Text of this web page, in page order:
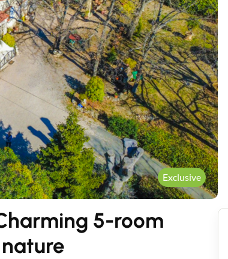
Exclusive
5-room